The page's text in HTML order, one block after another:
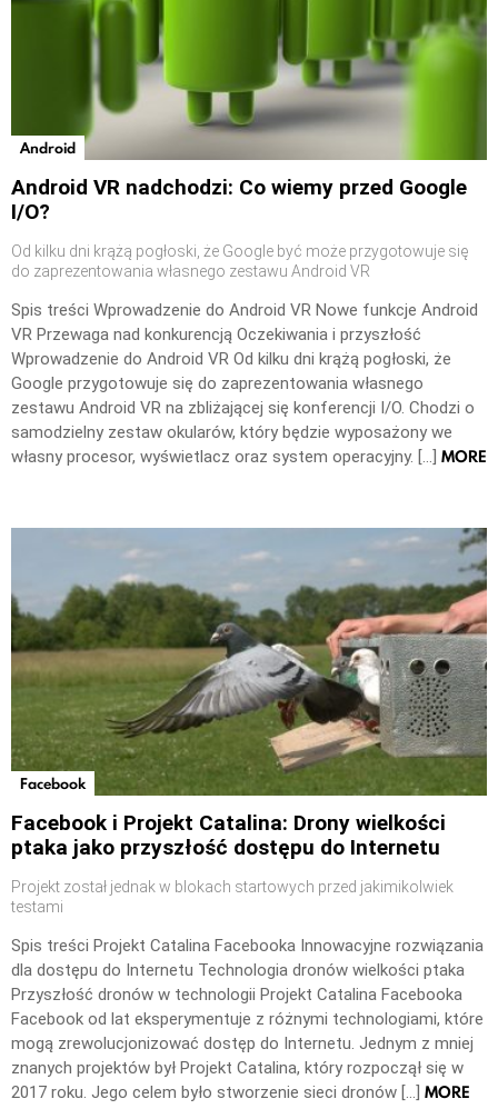
Android
Android VR nadchodzi: Co wiemy przed Google
I/O?
Od kilku dni krążą pogłoski, że Google być może przygotowuje się
do zaprezentowania własnego zestawu Android VR
Spis treści Wprowadzenie do Android VR Nowe funkcje Android
VR Przewaga nad konkurencją Oczekiwania i przyszłość
Wprowadzenie do Android VR Od kilku dni krążą pogłoski, że
Google przygotowuje się do zaprezentowania własnego
zestawu Android VR na zbliżającej się konferencji I/O. Chodzi o
samodzielny zestaw okularów, który będzie wyposażony we
własny procesor, wyświetlacz oraz system operacyjny. […] MORE
Facebook
Facebook i Projekt Catalina: Drony wielkości
ptaka jako przyszłość dostępu do Internetu
Projekt został jednak w blokach startowych przed jakimikolwiek
testami
Spis treści Projekt Catalina Facebooka Innowacyjne rozwiązania
dla dostępu do Internetu Technologia dronów wielkości ptaka
Przyszłość dronów w technologii Projekt Catalina Facebooka
Facebook od lat eksperymentuje z różnymi technologiami, które
mogą zrewolucjonizować dostęp do Internetu. Jednym z mniej
znanych projektów był Projekt Catalina, który rozpoczął się w
2017 roku. Jego celem było stworzenie sieci dronów […] MORE